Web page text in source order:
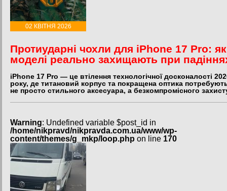
02 КВІТНЯ 2026
Протиударні чохли для iPhone 17 Pro:
моделі реально захищають при
iPhone 17 Pro — це втілення технологічної досконалості
року, де титановий корпус та покращена оптика
не просто стильного аксесуара, а безкомпромісного
Warning: Undefined variable $post_id in
/home/nikpravd/nikpravda.com.ua/www/wp-
content/themes/g_mkp/loop.php on line 170